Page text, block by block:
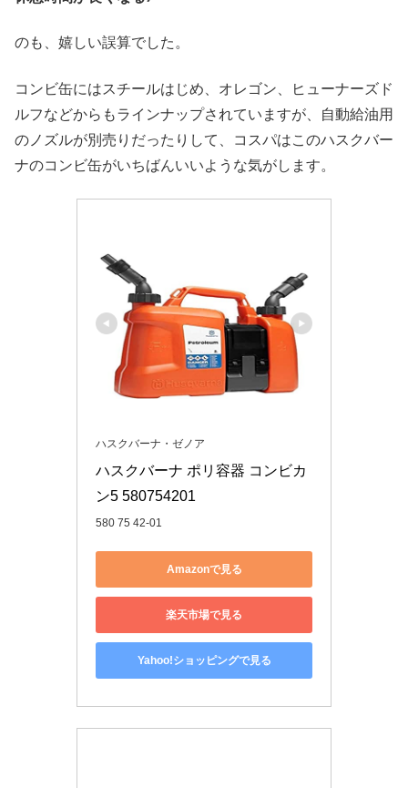
のも、嬉しい誤算でした。
コンビ缶にはスチールはじめ、オレゴン、ヒューナーズド
ルフなどからもラインナップされていますが、自動給油用
のノズルが別売りだったりして、コスパはこのハスクバー
ナのコンビ缶がいちばんいいような気がします。
ハスクバーナ・ゼノア
ハスクバーナ ポリ容器 コンビカ
ン5 580754201
580 75 42-01
Amazonで見る
楽天市場で見る
Yahoo!ショッピングで見る